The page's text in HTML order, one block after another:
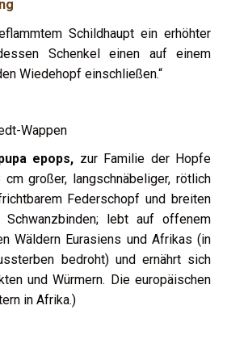
Schildhaupt ein erhöhter
Schenkel einen auf einem
Wiedehopf einschließen.“
Wappen
epops, zur Familie der Hopfe
großer, langschnäbeliger, rötlich
Federschopf und breiten
lebt auf offenem
Wäldern Eurasiens und Afrikas (in
bedroht) und ernährt sich
und Würmern. Die europäischen
in Afrika.)